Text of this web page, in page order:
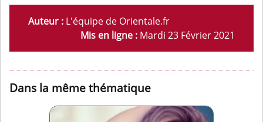
Auteur : L'équipe de Orientale.fr
Mis en ligne : Mardi 23 Février 2021
Dans la même thématique